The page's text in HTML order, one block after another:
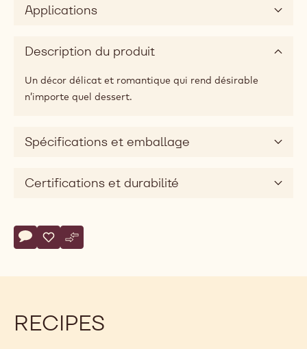
Applications
Description du produit
Un décor délicat et romantique qui rend désirable
n’importe quel dessert.
Spécifications et emballage
Certifications et durabilité
Actions
Écrire un commentaire
- Ruby blossoms
Sauvegarder
- Ruby blossoms
Comparer
- Ruby blossoms
RECIPES